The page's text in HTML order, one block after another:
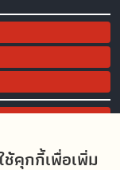
คุกกี้เพื่อเพิ่ม